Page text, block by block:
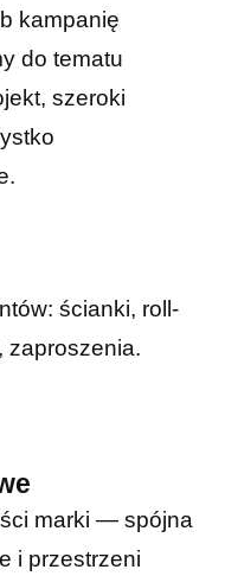
kampanię
do tematu
szeroki
ścianki, roll-
zaproszenia.
marki — spójna
i przestrzeni